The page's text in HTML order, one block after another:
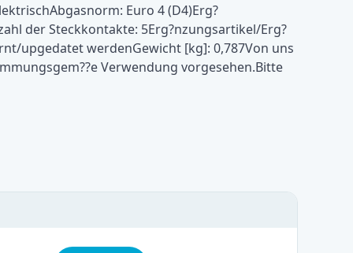
Euro 4 (D4)Erg?
der Steckkontakte: 5Erg?nzungsartikel/Erg?
upgedatet werdenGewicht [kg]: 0,787Von uns
Verwendung vorgesehen.Bitte